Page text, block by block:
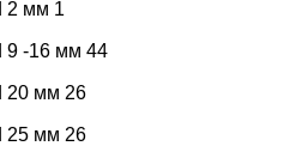
2 мм 1
9 -16 мм 44
20 мм 26
25 мм 26